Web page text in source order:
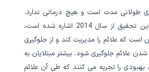
طولانی مدت است و هیچ درمانی ندارد.
همانطور که در این تحقیق از سال 2014 اشاره شده است،
است که علائم را مدیریت کند و از جلوگیری
شدن علائم جلوگیری شود. بیشتر مبتلایان به
را تجربه می کنند که طی آن علائم